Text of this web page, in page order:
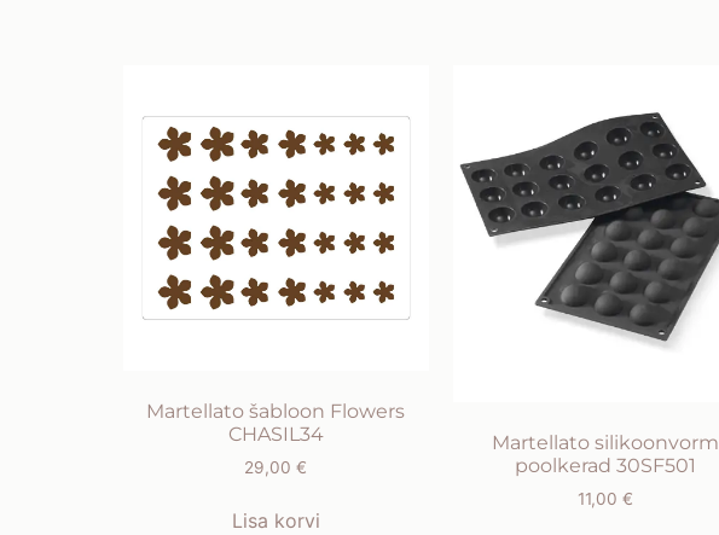
Martellato šabloon Flowers
CHASIL34
29,00€
Lisa korvi
Martellato silikoonvorm
poolkerad 30SF501
11,00€